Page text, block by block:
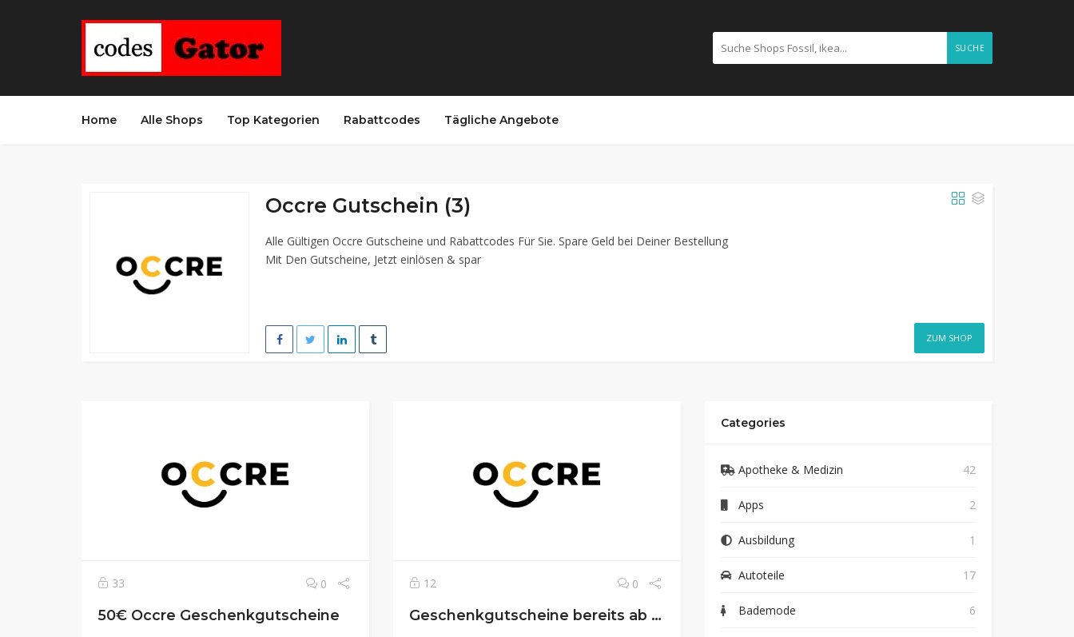
SUCHE
Home Alle Shops Top Kategorien Rabattcodes Tägliche Angebote
Occre Gutschein (3)
Alle Gültigen Occre Gutscheine und Rabattcodes Für Sie. Spare Geld bei Deiner Bestellung
Mit Den Gutscheine, Jetzt einlösen & spar
ZUM SHOP
33 0
50€ Occre Geschenkgutscheine
12 0
Geschenkgutscheine bereits ab 50€
Categories
Apotheke & Medizin 42
Apps 2
Ausbildung 1
Autoteile 17
Bademode 6